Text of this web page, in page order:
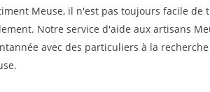
Meuse, il n'est pas toujours facile de
Notre service d'aide aux artisans
avec des particuliers à la